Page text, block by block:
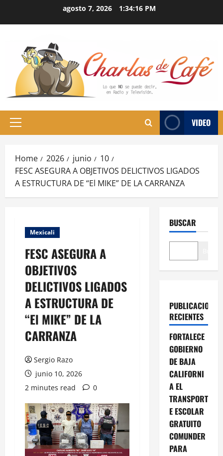
agosto 7, 2026 1:34:17 PM
Primary
VIDEO
Home 2026 junio
10
FESC ASEGURA A OBJETIVOS DELICTIVOS LIGADOS
A ESTRUCTURA DE “El MIKE” DE LA CARRANZA
Mexicali
FESC ASEGURA A
OBJETIVOS
DELICTIVOS LIGADOS
A ESTRUCTURA DE
“El MIKE” DE LA
CARRANZA
Sergio Razo
junio 10, 2026
2 minutes read
0
BUSCAR
PUBLICACIONES
RECIENTES
FORTALECE
GOBIERNO
DE BAJA
CALIFORNI
A EL
TRANSPORT
E ESCOLAR
GRATUITO
COMUNDER
PARA